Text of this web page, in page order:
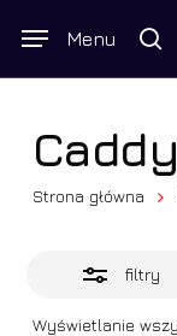
Wyszukiwarka
produktów
Menu
Strona główna
filtry
Wyświetlanie